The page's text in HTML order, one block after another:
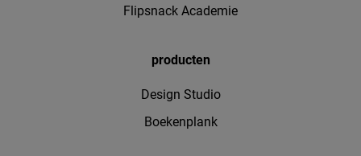
Flipsnack Academie
producten
Design Studio
Boekenplank